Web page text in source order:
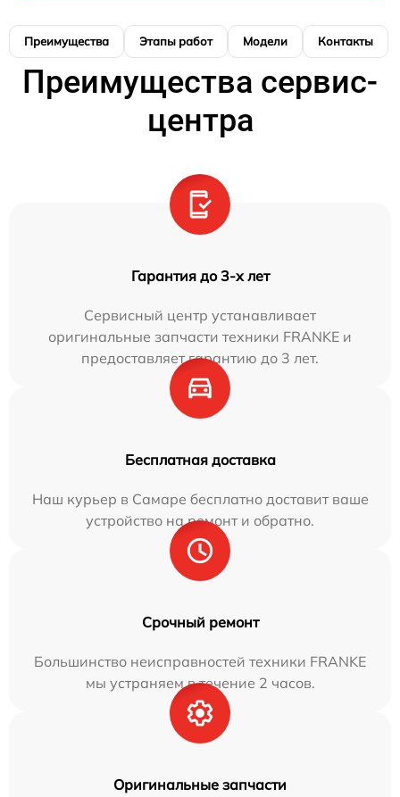
Преимущества Этапы работ Модели Контакты
Преимущества сервис-
центра
Гарантия до 3-х лет
Сервисный центр устанавливает
оригинальные запчасти техники FRANKE и
предоставляет гарантию до 3 лет.
Бесплатная доставка
Наш курьер в Самаре бесплатно доставит ваше
устройство на ремонт и обратно.
Срочный ремонт
Большинство неисправностей техники FRANKE
мы устраняем в течение 2 часов.
Оригинальные запчасти